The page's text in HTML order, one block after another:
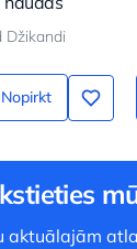
Džikandi
Nopirkt
aktuālajām